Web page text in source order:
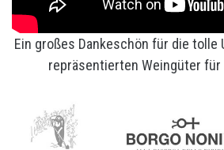
Ein großes Dankeschön für die tolle
repräsentierten Weingüter für